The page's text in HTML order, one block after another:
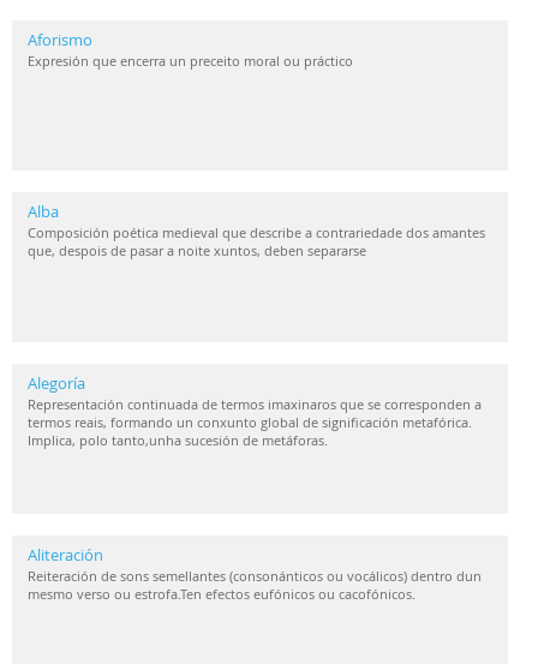
Aforismo
Expresión que encerra un preceito moral ou práctico
Alba
Composición poética medieval que describe a contrariedade dos amantes
que, despois de pasar a noite xuntos, deben separarse
Alegoría
Representación continuada de termos imaxinaros que se corresponden a
termos reais, formando un conxunto global de significación metafórica.
Implica, polo tanto,unha sucesión de metáforas.
Aliteración
Reiteración de sons semellantes (consonánticos ou vocálicos) dentro dun
mesmo verso ou estrofa.Ten efectos eufónicos ou cacofónicos.